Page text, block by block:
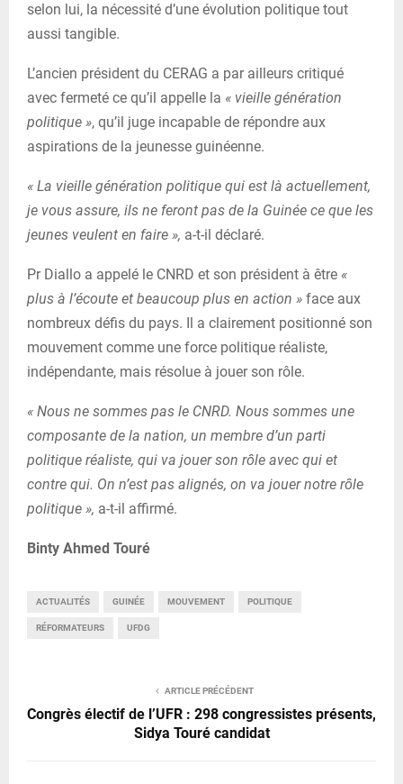
selon lui, la nécessité d’une évolution politique tout
aussi tangible.
L’ancien président du CERAG a par ailleurs critiqué
avec fermeté ce qu’il appelle la « vieille génération
politique », qu’il juge incapable de répondre aux
aspirations de la jeunesse guinéenne.
« La vieille génération politique qui est là actuellement,
je vous assure, ils ne feront pas de la Guinée ce que les
jeunes veulent en faire », a-t-il déclaré.
Pr Diallo a appelé le CNRD et son président à être «
plus à l’écoute et beaucoup plus en action » face aux
nombreux défis du pays. Il a clairement positionné son
mouvement comme une force politique réaliste,
indépendante, mais résolue à jouer son rôle.
« Nous ne sommes pas le CNRD. Nous sommes une
composante de la nation, un membre d’un parti
politique réaliste, qui va jouer son rôle avec qui et
contre qui. On n’est pas alignés, on va jouer notre rôle
politique », a-t-il affirmé.
Binty Ahmed Touré
ACTUALITÉS GUINÉE MOUVEMENT POLITIQUE
RÉFORMATEURS UFDG
ARTICLE PRÉCÉDENT
Congrès électif de l’UFR : 298 congressistes présents,
Sidya Touré candidat